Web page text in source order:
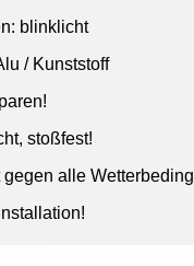
blinklicht
/ Kunststoff
stoßfest!
gegen alle